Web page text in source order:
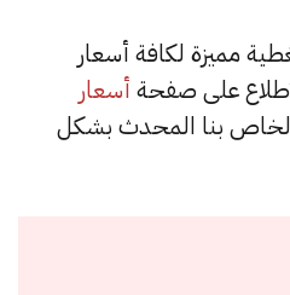
بعمل تغطية مميزة لكافة أسعار
على صفحة أسعار
بنا المحدث بشكل